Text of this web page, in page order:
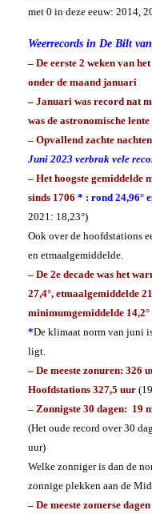
met 0 in deze eeuw: 2014,
Weerrecords in De Bilt
– De eerste 2 weken van
onder de maand januari
– Januari was record nat
was de astronomische lente
– Opvallend zachte
Juni 2023 verbrak vele
– Het hoogste gemiddelde
sinds 1706 * : rond 24,96°
2021: 18,23°)
Ook over de hoofdstations
en etmaalgemiddelde.
– De 2e decade was het
27,4°, etmaalgemiddelde
minimumgemiddelde 14,2°
*De klimaat norm van juni
ligt.
– De meeste zonuren: 326
Hoofdstations 327,5 uur
– Zonnigste 30 dagen: 19
(Het oude record over 30
uur)
Welke zonniger is dan de
zonnige plekken aan de
– De meeste zomerse